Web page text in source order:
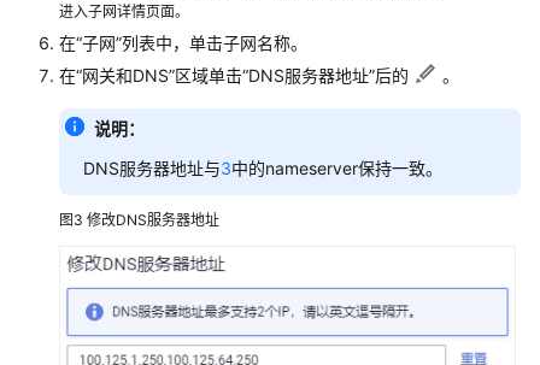
告
警
事
件
点
监
进入子网详情页面。
在“子网”列表中，单击子网名称。
在“网关和DNS”区域单击“DNS服务器地址”后的
。
说明：
DNS服务器地址与3中的nameserver保持一致。
图3 修改DNS服务器地址